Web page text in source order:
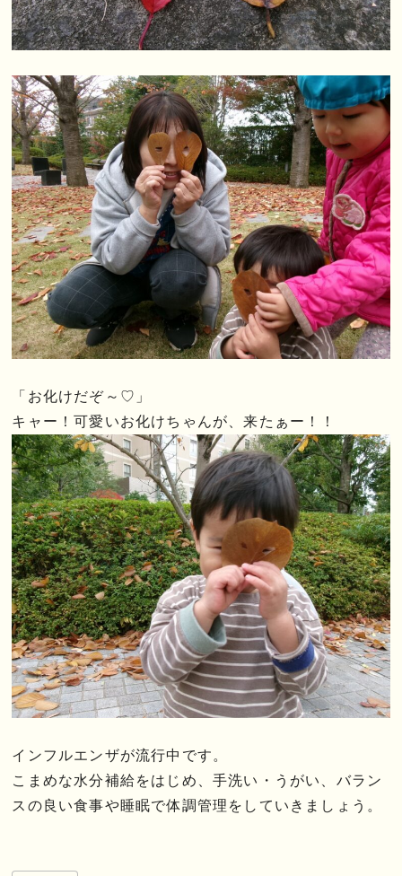
「お化けだぞ～♡」
キャー！可愛いお化けちゃんが、来たぁー！！
インフルエンザが流行中です。
こまめな水分補給をはじめ、手洗い・うがい、バラン
スの良い食事や睡眠で体調管理をしていきましょう。